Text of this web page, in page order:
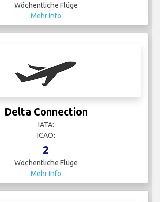
Wöchentliche Flüge
Mehr Info
Delta Connection
IATA:
ICAO:
2
Wöchentliche Flüge
Mehr Info